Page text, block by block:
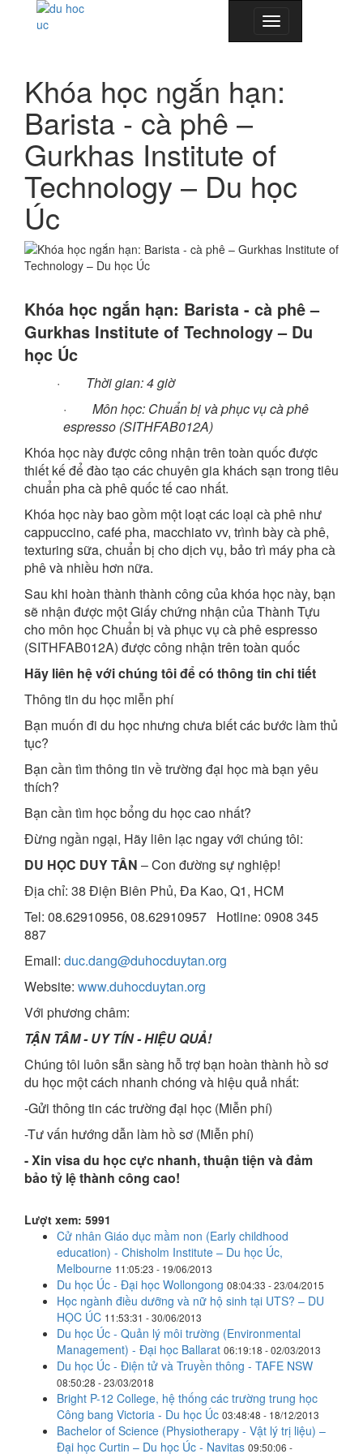
Toggle
navigation
Khóa học ngắn hạn:
Barista - cà phê –
Gurkhas Institute of
Technology – Du học
Úc
Khóa học ngắn hạn: Barista - cà phê –
Gurkhas Institute of Technology – Du
học Úc
· Thời gian: 4 giờ
· Môn học: Chuẩn bị và phục vụ cà phê
espresso (SITHFAB012A)
Khóa học này được công nhận trên toàn quốc được
thiết kế để đào tạo các chuyên gia khách sạn trong tiêu
chuẩn pha cà phê quốc tế cao nhất.
Khóa học này bao gồm một loạt các loại cà phê như
cappuccino, café pha, macchiato vv, trình bày cà phê,
texturing sữa, chuẩn bị cho dịch vụ, bảo trì máy pha cà
phê và nhiều hơn nữa.
Sau khi hoàn thành thành công của khóa học này, bạn
sẽ nhận được một Giấy chứng nhận của Thành Tựu
cho môn học Chuẩn bị và phục vụ cà phê espresso
(SITHFAB012A) được công nhận trên toàn quốc
Hãy liên hệ với chúng tôi để có thông tin chi tiết
Thông tin du học miễn phí
Bạn muốn đi du học nhưng chưa biết các bước làm thủ
tục?
Bạn cần tìm thông tin về trường đại học mà bạn yêu
thích?
Bạn cần tìm học bổng du học cao nhất?
Đừng ngần ngại, Hãy liên lạc ngay với chúng tôi:
DU HỌC DUY TÂN – Con đường sự nghiệp!
Địa chỉ: 38 Điện Biên Phủ, Đa Kao, Q1, HCM
Tel: 08.62910956, 08.62910957 Hotline: 0908 345
887
Email: duc.dang@duhocduytan.org
Website: www.duhocduytan.org
Với phương châm:
TẬN TÂM - UY TÍN - HIỆU QUẢ!
Chúng tôi luôn sẵn sàng hỗ trợ bạn hoàn thành hồ sơ
du học một cách nhanh chóng và hiệu quả nhất:
-Gửi thông tin các trường đại học (Miễn phí)
-Tư vấn hướng dẫn làm hồ sơ (Miễn phí)
- Xin visa du học cực nhanh, thuận tiện và đảm
bảo tỷ lệ thành công cao!
Lượt xem: 5991
Cử nhân Giáo dục mầm non (Early childhood
education) - Chisholm Institute – Du học Úc,
Melbourne 11:05:23 - 19/06/2013
Du học Úc - Đại học Wollongong 08:04:33 - 23/04/2015
Học ngành điều dưỡng và nữ hộ sinh tại UTS? – DU
HỌC ÚC 11:53:31 - 30/06/2013
Du học Úc - Quản lý môi trường (Environmental
Management) - Đại học Ballarat 06:19:18 - 02/03/2013
Du học Úc - Điện tử và Truyền thông - TAFE NSW
08:50:28 - 23/03/2018
Bright P-12 College, hệ thống các trường trung học
Công bang Victoria - Du học Úc 03:48:48 - 18/12/2013
Bachelor of Science (Physiotherapy - Vật lý trị liệu) –
Đại học Curtin – Du học Úc - Navitas 09:50:06 -